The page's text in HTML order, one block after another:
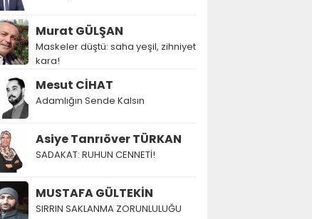
Murat GÜLŞAN
Maskeler düştü: saha yeşil, zihniyet
kara!
Mesut CİHAT
Adamlığın Sende Kalsın
Asiye Tanrıöver TÜRKAN
SADAKAT: RUHUN CENNETİ!
MUSTAFA GÜLTEKİN
SIRRIN SAKLANMA ZORUNLULUĞU